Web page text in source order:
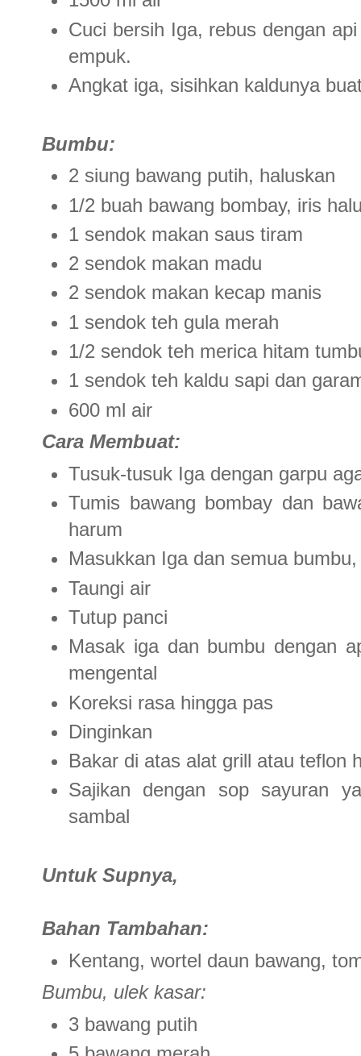
Cuci bersih Iga, rebus dengan
empuk.
Angkat iga, sisihkan kaldunya
Bumbu:
2 siung bawang putih, haluskan
1/2 buah bawang bombay, iris
1 sendok makan saus tiram
2 sendok makan madu
2 sendok makan kecap manis
1 sendok teh gula merah
1/2 sendok teh merica hitam
1 sendok teh kaldu sapi dan
600 ml air
Cara Membuat:
Tusuk-tusuk Iga dengan garpu
Tumis bawang bombay dan
harum
Masukkan Iga dan semua
Taungi air
Tutup panci
Masak iga dan bumbu dengan
mengental
Koreksi rasa hingga pas
Dinginkan
Bakar di atas alat grill atau teflon
Sajikan dengan sop sayuran
sambal
Untuk Supnya,
Bahan Tambahan:
Kentang, wortel daun bawang,
Bumbu, ulek kasar:
3 bawang putih